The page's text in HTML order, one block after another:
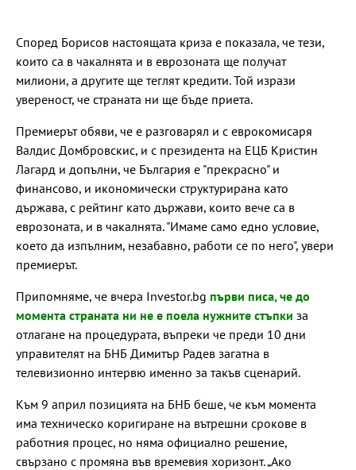
Според Борисов настоящата криза е показала, че тези,
които са в чакалнята и в еврозоната ще получат
милиони, а другите ще теглят кредити. Той изрази
увереност, че страната ни ще бъде приета.
Премиерът обяви, че е разговарял и с еврокомисаря
Валдис Домбровскис, и с президента на ЕЦБ Кристин
Лагард и допълни, че България е "прекрасно" и
финансово, и икономически структурирана като
държава, с рейтинг като държави, които вече са в
еврозоната, и в чакалнята. "Имаме само едно условие,
което да изпълним, незабавно, работи се по него", увери
премиерът.
Припомняме, че вчера Investor.bg първи писа, че до
момента страната ни не е поела нужните стъпки за
отлагане на процедурата, въпреки че преди 10 дни
управителят на БНБ Димитър Радев загатна в
телевизионно интервю именно за такъв сценарий.
Към 9 април позицията на БНБ беше, че към момента
има техническо коригиране на вътрешни срокове в
работния процес, но няма официално решение,
свързано с промяна във времевия хоризонт. „Ако